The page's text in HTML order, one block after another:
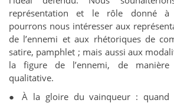
représentation et le rôle donné à
pourrons nous intéresser aux
de l’ennemi et aux rhétoriques de
satire, pamphlet ; mais aussi aux
la figure de l’ennemi, de manière
qualitative.
● À la gloire du vainqueur : quand